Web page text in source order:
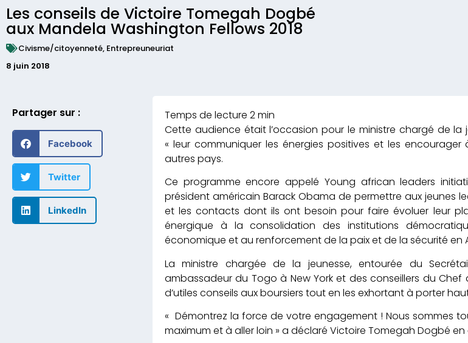
Les conseils de Victoire Tomegah Dogbé
aux Mandela Washington Fellows 2018
Civisme/citoyenneté, Entrepreuneuriat
8 juin 2018
Partager sur :
Facebook
Twitter
LinkedIn
Cette audience était l’occasion pour le ministre chargé de la
« leur communiquer les énergies positives et les
autres pays.
Ce programme encore appelé Young african leaders
président américain Barack Obama de permettre aux jeunes
et les contacts dont ils ont besoin pour faire évoluer leur
énergique à la consolidation des institutions
économique et au renforcement de la paix et de la sécurité en
La ministre chargée de la jeunesse, entourée du
ambassadeur du Togo à New York et des conseillers du
d’utiles conseils aux boursiers tout en les exhortant à porter
« Démontrez la force de votre engagement ! Nous sommes
maximum et à aller loin » a déclaré Victoire Tomegah Dogbé